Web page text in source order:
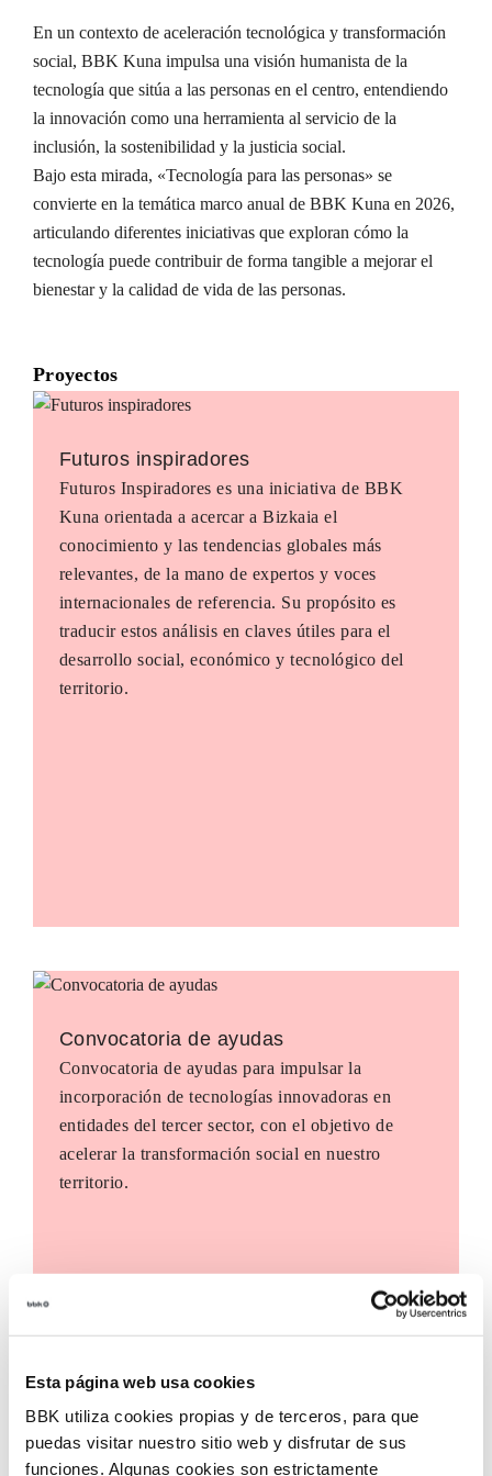
Esta página web usa cookies
BBK utiliza cookies propias y de terceros, para que
puedas visitar nuestro sitio web y disfrutar de sus
funciones. Algunas cookies son estrictamente
En un contexto de aceleración tecnológica y transformación
social, BBK Kuna impulsa una visión humanista de la
tecnología que sitúa a las personas en el centro, entendiendo
la innovación como una herramienta al servicio de la
inclusión, la sostenibilidad y la justicia social.
Bajo esta mirada, «Tecnología para las personas» se
convierte en la temática marco anual de BBK Kuna en 2026,
articulando diferentes iniciativas que exploran cómo la
tecnología puede contribuir de forma tangible a mejorar el
bienestar y la calidad de vida de las personas.
Proyectos
Futuros inspiradores
Futuros Inspiradores es una iniciativa de BBK
Kuna orientada a acercar a Bizkaia el
conocimiento y las tendencias globales más
relevantes, de la mano de expertos y voces
internacionales de referencia. Su propósito es
traducir estos análisis en claves útiles para el
desarrollo social, económico y tecnológico del
territorio.
Convocatoria de ayudas
Convocatoria de ayudas para impulsar la
incorporación de tecnologías innovadoras en
entidades del tercer sector, con el objetivo de
acelerar la transformación social en nuestro
territorio.